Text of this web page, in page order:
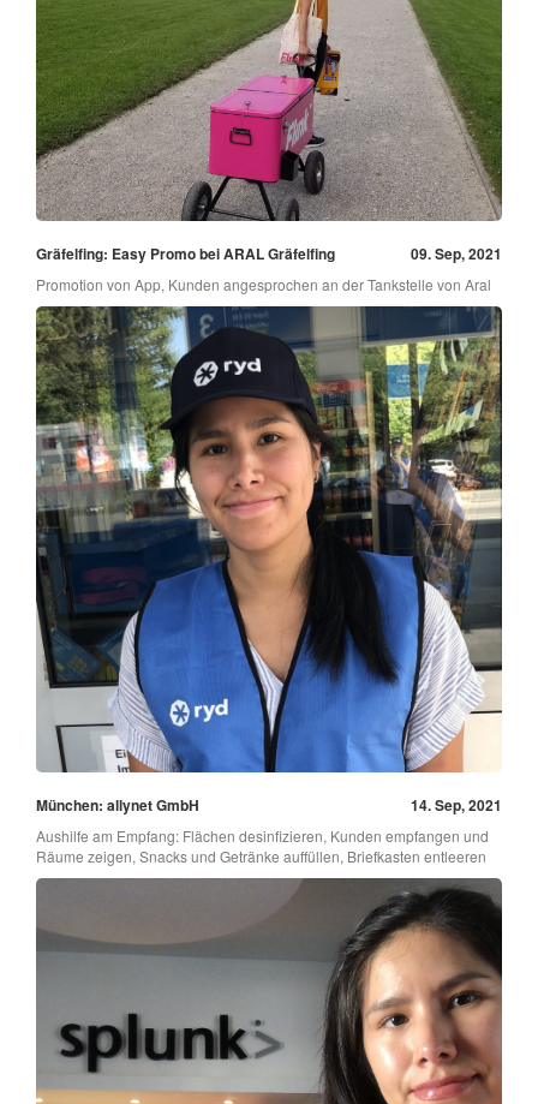
Gräfelfing: Easy Promo bei ARAL Gräfelfing 09. Sep, 2021
Promotion von App, Kunden angesprochen an der Tankstelle von Aral
München: allynet GmbH 14. Sep, 2021
Aushilfe am Empfang: Flächen desinfizieren, Kunden empfangen und
Räume zeigen, Snacks und Getränke auffüllen, Briefkasten entleeren